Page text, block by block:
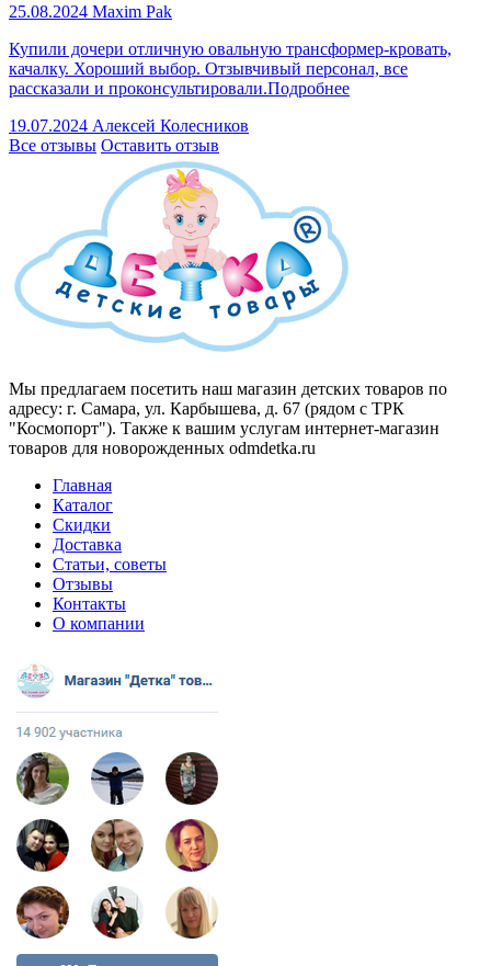
25.08.2024 Maxim Pak
Купили дочери отличную овальную трансформер-кровать,
качалку. Хороший выбор. Отзывчивый персонал, все
рассказали и проконсультировали.Подробнее
19.07.2024 Алексей Колесников
Все отзывы Оставить отзыв
Мы предлагаем посетить наш магазин детских товаров по
адресу: г. Самара, ул. Карбышева, д. 67 (рядом с ТРК
"Космопорт"). Также к вашим услугам интернет-магазин
товаров для новорожденных odmdetka.ru
Главная
Каталог
Скидки
Доставка
Статьи, советы
Отзывы
Контакты
О компании